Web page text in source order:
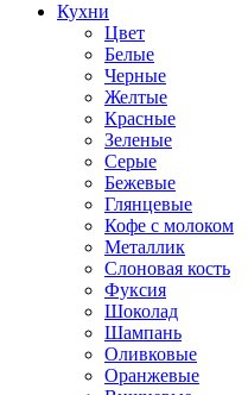
Кухни
Цвет
Белые
Черные
Желтые
Красные
Зеленые
Серые
Бежевые
Глянцевые
Кофе с молоком
Металлик
Слоновая кость
Фуксия
Шоколад
Шампань
Оливковые
Оранжевые